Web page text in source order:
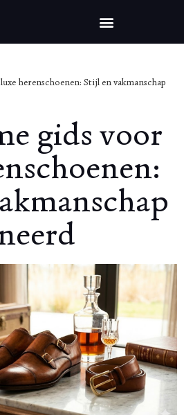
herenschoenen: Stijl en vakmanschap
gids voor